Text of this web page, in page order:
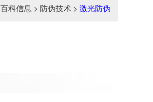
百科信息 > 防伪技术 > 激光防伪